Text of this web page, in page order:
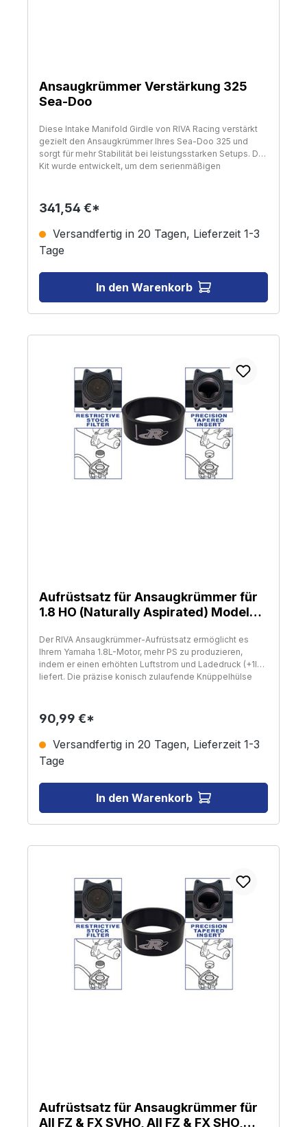
Ansaugkrümmer Verstärkung 325
Sea-Doo
Diese Intake Manifold Girdle von RIVA Racing verstärkt
gezielt den Ansaugkrümmer Ihres Sea-Doo 325 und
sorgt für mehr Stabilität bei leistungsstarken Setups. Das
Kit wurde entwickelt, um dem serienmäßigen
gefertigte Halterung aus Billet-Aluminium wird ohne
Bohren oder Schleifen direkt um den Rand des
Ansaugkrümmers geklemmt und stützt gezielt den
Bereich ab, der bei erhöhtem Ladedruck und getunten
Fahrzeugen zum Reißen neigt. Die eloxierte Oberfläche
Edelstahl-Montagematerial eine langlebige und
zuverlässige Befestigung gewährleistet. Verstärkung für
Ansaugkrümmer Sea-Doo 325 PS Modelle Technische
Details und Lieferumfang: Passend für Sea-Doo 325 PS
Ansaugkrümmers Reduziert das Risiko von Rissen bei
Halterung Montage ohne Bohren oder Schleifen am
Serienkrümmer Eloxierte Oberfläche zum
Korrosionsschutz Inklusive Edelstahl-Montagehardware
341,54 €*
Versandfertig in 20 Tagen, Lieferzeit 1-3
Tage
In den Warenkorb
Aufrüstsatz für Ansaugkrümmer für
1.8 HO (Naturally Aspirated) Models
Der RIVA Ansaugkrümmer-Aufrüstsatz ermöglicht es
Ihrem Yamaha 1.8L-Motor, mehr PS zu produzieren,
indem er einen erhöhten Luftstrom und Ladedruck (+1lb)
liefert. Die präzise konisch zulaufende Knüppelhülse
und einen Zug im mittleren Bereich durch schnelle und
einfache Installation. Enthält eine detaillierte
Installationsanleitung.
90,99 €*
Versandfertig in 20 Tagen, Lieferzeit 1-3
Tage
In den Warenkorb
Aufrüstsatz für Ansaugkrümmer für
All FZ & FX SVHO, All FZ & FX SHO,